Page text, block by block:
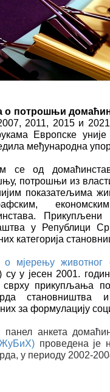
о потрошњи
2011, 2015 и
Европске
међународна
се од
потрошњи из
показатељима
у Републици
категорија
о мјерењу животног
су у јесен 2001.
прикупљања
становништва
за формулацију
панел анкета
проведена је
у периоду 2002-